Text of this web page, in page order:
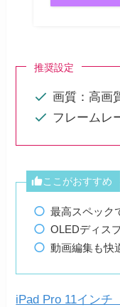
推奨設定
画質：高画
フレームレ
ここがおすすめ
最高スペック
OLEDディス
動画編集も快
iPad Pro 11インチ